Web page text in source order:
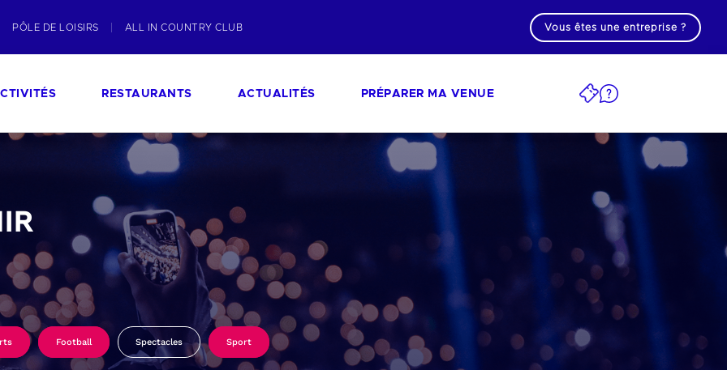
PÔLE DE LOISIRS ALL IN COUNTRY CLUB Vous êtes une entreprise ?
RESTAURANTS ACTUALITÉS PRÉPARER MA VENUE
Football Spectacles Sport